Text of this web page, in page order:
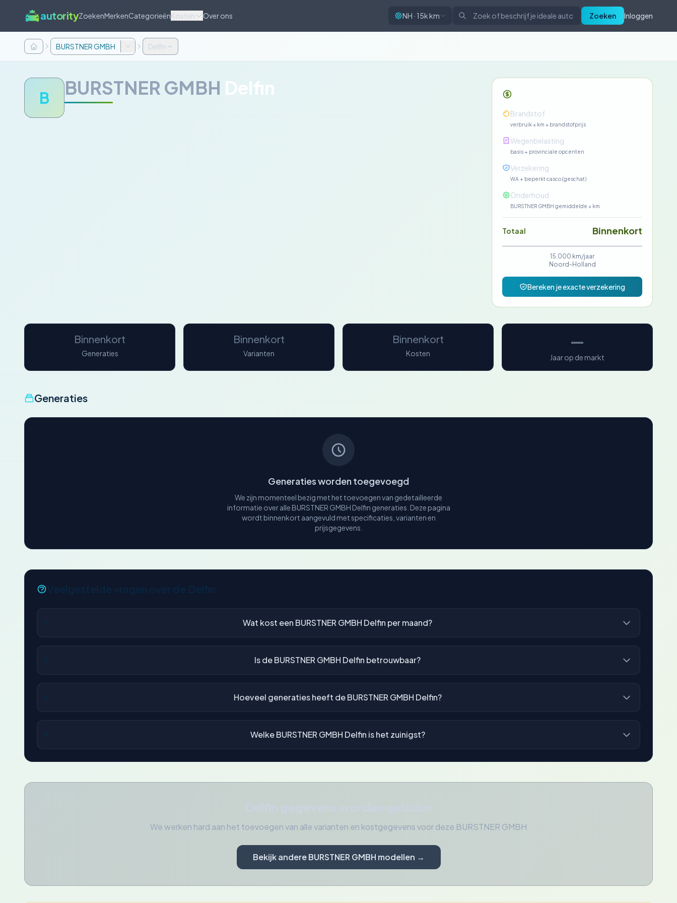
autorityZoekenMerkenCategorieënKosten Over ons NH · 15k km Zoeken Inloggen
BURSTNER GMBH Delfin
B BURSTNER GMBH Delfin
Brandstof
verbruik × km × brandstofprijs
Wegenbelasting
basis + provinciale opcenten
Verzekering
WA + beperkt casco (geschat)
Onderhoud
BURSTNER GMBH gemiddelde × km
Totaal Binnenkort
15.000 km/jaar
Noord-Holland
Bereken je exacte verzekering
Binnenkort
Generaties
Binnenkort
Varianten
Binnenkort
Kosten
—
Jaar op de markt
Generaties
Generaties worden toegevoegd
We zijn momenteel bezig met het toevoegen van gedetailleerde
informatie over alle BURSTNER GMBH Delfin generaties. Deze pagina
wordt binnenkort aangevuld met specificaties, varianten en
prijsgegevens.
Wat kost een BURSTNER GMBH Delfin per maand?
Is de BURSTNER GMBH Delfin betrouwbaar?
Hoeveel generaties heeft de BURSTNER GMBH Delfin?
Welke BURSTNER GMBH Delfin is het zuinigst?
We werken hard aan het toevoegen van alle varianten en kostgegevens voor deze BURSTNER GMBH
Bekijk andere BURSTNER GMBH modellen →